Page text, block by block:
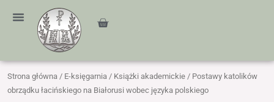
treści
Cart
Strona główna / E-księgarnia / Książki akademickie / Postawy katolików
obrządku łacińskiego na Białorusi wobec języka polskiego